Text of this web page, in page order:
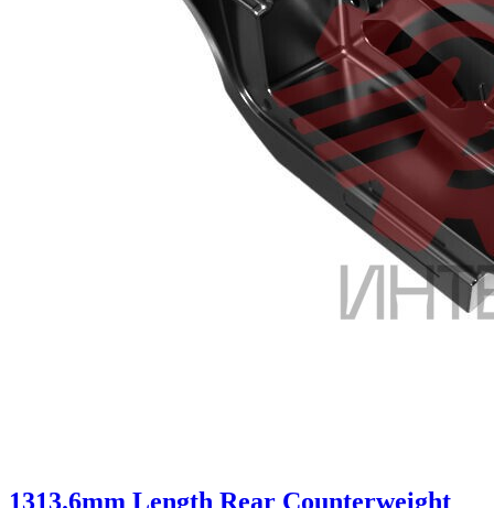
1313.6mm Length Rear Counterweight